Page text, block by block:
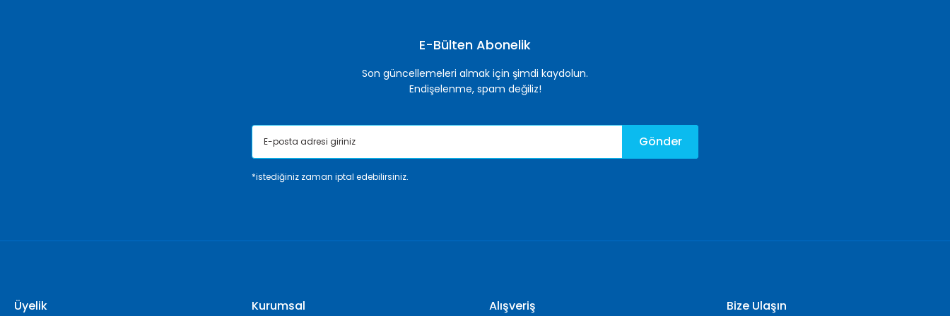
E-Bülten Abonelik
Son güncellemeleri almak için şimdi kaydolun.
Endişelenme, spam değiliz!
Gönder
*istediğiniz zaman iptal edebilirsiniz.
Üyelik Kurumsal Alışveriş Bize Ulaşın